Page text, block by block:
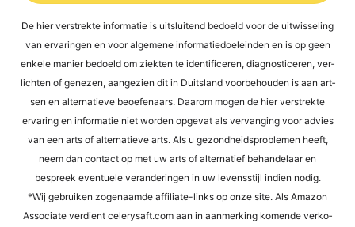
De hier ver­st­rek­te infor­ma­tie is uit­s­lui­tend bed­oeld voor de uit­wis­se­ling
van erva­rin­gen en voor alge­mene infor­ma­tied­oel­ein­den en is op geen
enke­le manier bed­oeld om ziek­ten te iden­ti­fi­ce­ren, dia­gno­sti­ce­ren, ver­
lich­ten of gene­zen, aan­ge­zi­en dit in Duit­s­land voor­be­hou­den is aan art­
sen en alter­na­tie­ve beoefen­aars. Daa­rom mogen de hier ver­st­rek­te
erva­ring en infor­ma­tie niet wor­den opge­vat als ver­van­ging voor advies
van een arts of alter­na­tie­ve arts. Als u gezond­heids­pro­ble­men heeft,
neem dan cont­act op met uw arts of alter­na­tief behan­del­a­ar en
bespreek even­tue­le ver­an­de­rin­gen in uw levens­sti­jl indi­en nodig.
*Wij gebrui­ken zogen­aam­de affi­lia­te-links op onze site. Als Ama­zon
Asso­cia­te ver­dient cele​ry​saft​.com aan in aan­mer­king komen­de ver­ko­